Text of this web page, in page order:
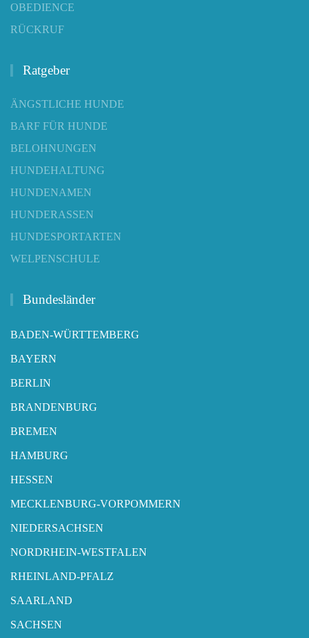
OBEDIENCE
RÜCKRUF
Ratgeber
ÄNGSTLICHE HUNDE
BARF FÜR HUNDE
BELOHNUNGEN
HUNDEHALTUNG
HUNDENAMEN
HUNDERASSEN
HUNDESPORTARTEN
WELPENSCHULE
Bundesländer
BADEN-WÜRTTEMBERG
BAYERN
BERLIN
BRANDENBURG
BREMEN
HAMBURG
HESSEN
MECKLENBURG-VORPOMMERN
NIEDERSACHSEN
NORDRHEIN-WESTFALEN
RHEINLAND-PFALZ
SAARLAND
SACHSEN